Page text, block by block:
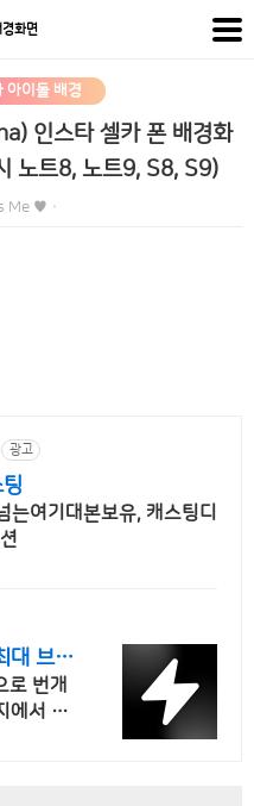
화면
아이돌 배경
인스타 셀카 폰 배경화
노트8, 노트9, S8, S9)
Me ♥ ·
광고
는여기대본보유, 캐스팅디
대 브랜
로 번개
에서 올